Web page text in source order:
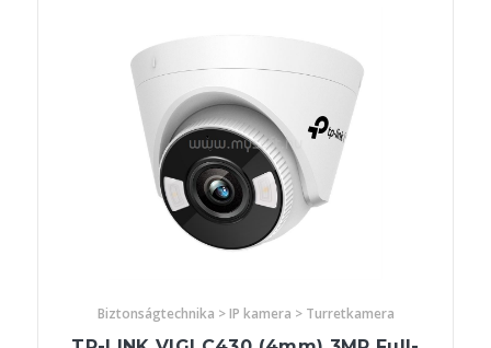
Biztonságtechnika > IP kamera > Turretkamera